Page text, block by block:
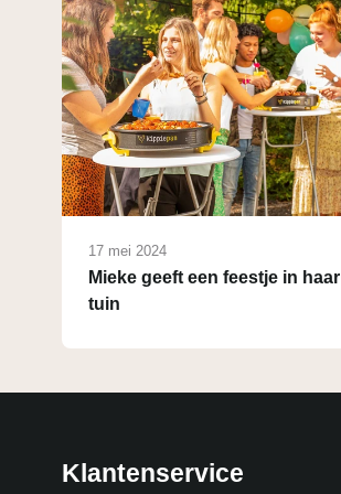
17 mei 2024
Mieke geeft een feestje in haar
tuin
Klantenservice